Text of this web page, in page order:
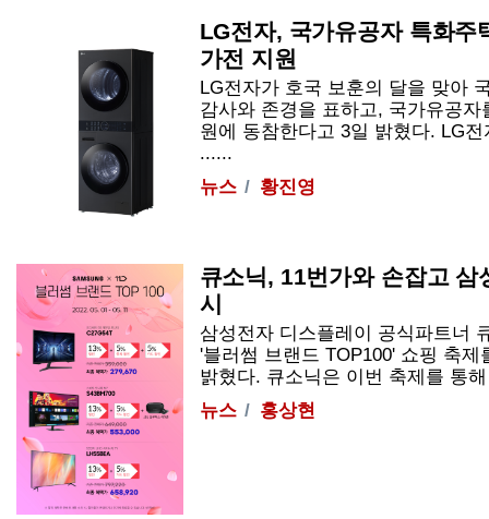
LG전자, 국가유공자 특화주
가전 지원
LG전자가 호국 보훈의 달을 맞아
감사와 존경을 표하고, 국가유공
원에 동참한다고 3일 밝혔다. LG
......
뉴스
황진영
큐소닉, 11번가와 손잡고 삼
시
삼성전자 디스플레이 공식파트너
'블러썸 브랜드 TOP100' 쇼핑 축
밝혔다. 큐소닉은 이번 축제를 통
뉴스
홍상현